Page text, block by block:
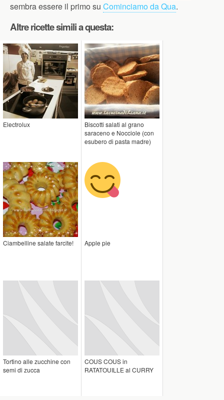
sembra essere il primo su Cominciamo da Qua.
Altre ricette simili a questa:
Electrolux
Biscotti salati al grano
saraceno e Nocciole (con
esubero di pasta madre)
Ciambelline salate farcite! Apple pie
Tortino alle zucchine con
semi di zucca
COUS COUS in
RATATOUILLE al CURRY